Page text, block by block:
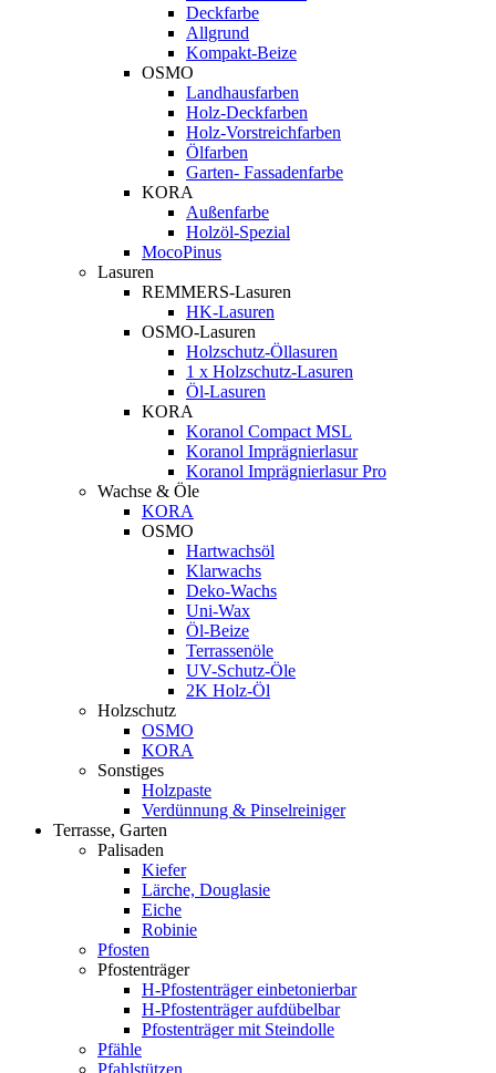
Deckfarbe
Allgrund
Kompakt-Beize
OSMO
Landhausfarben
Holz-Deckfarben
Holz-Vorstreichfarben
Ölfarben
Garten- Fassadenfarbe
KORA
Außenfarbe
Holzöl-Spezial
MocoPinus
Lasuren
REMMERS-Lasuren
HK-Lasuren
OSMO-Lasuren
Holzschutz-Öllasuren
1 x Holzschutz-Lasuren
Öl-Lasuren
KORA
Koranol Compact MSL
Koranol Imprägnierlasur
Koranol Imprägnierlasur Pro
Wachse & Öle
KORA
OSMO
Hartwachsöl
Klarwachs
Deko-Wachs
Uni-Wax
Öl-Beize
Terrassenöle
UV-Schutz-Öle
2K Holz-Öl
Holzschutz
OSMO
KORA
Sonstiges
Holzpaste
Verdünnung & Pinselreiniger
Terrasse, Garten
Palisaden
Kiefer
Lärche, Douglasie
Eiche
Robinie
Pfosten
Pfostenträger
H-Pfostenträger einbetonierbar
H-Pfostenträger aufdübelbar
Pfostenträger mit Steindolle
Pfähle
Pfahlstützen